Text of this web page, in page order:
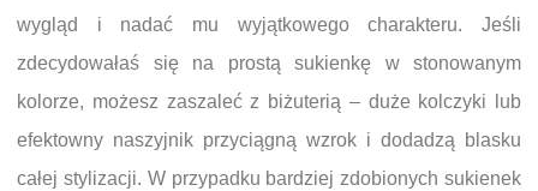
wygląd i nadać mu wyjątkowego charakteru. Jeśli
zdecydowałaś się na prostą sukienkę w stonowanym
kolorze, możesz zaszaleć z biżuterią – duże kolczyki lub
efektowny naszyjnik przyciągną wzrok i dodadzą blasku
całej stylizacji. W przypadku bardziej zdobionych sukienek